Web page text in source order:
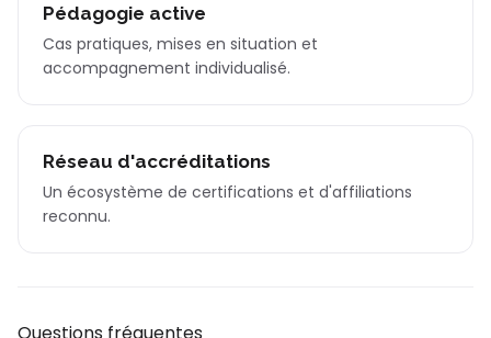
Pédagogie active
Cas pratiques, mises en situation et
accompagnement individualisé.
Réseau d'accréditations
Un écosystème de certifications et d'affiliations
reconnu.